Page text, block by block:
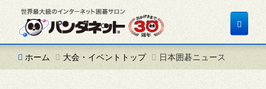
Toggle
ホーム
大会・イベントトップ 日本囲碁ニュース